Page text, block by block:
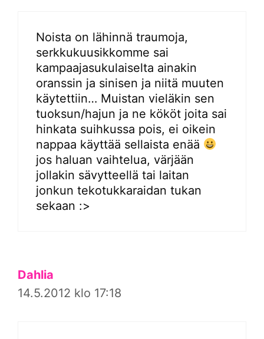
Noista on lähinnä traumoja,
serkkukuusikkomme sai
kampaajasukulaiselta ainakin
oranssin ja sinisen ja niitä muuten
käytettiin… Muistan vieläkin sen
tuoksun/hajun ja ne kököt joita sai
hinkata suihkussa pois, ei oikein
nappaa käyttää sellaista enää
jos haluan vaihtelua, värjään
jollakin sävytteellä tai laitan
jonkun tekotukkaraidan tukan
sekaan :>
Dahlia
14.5.2012 klo 17:18